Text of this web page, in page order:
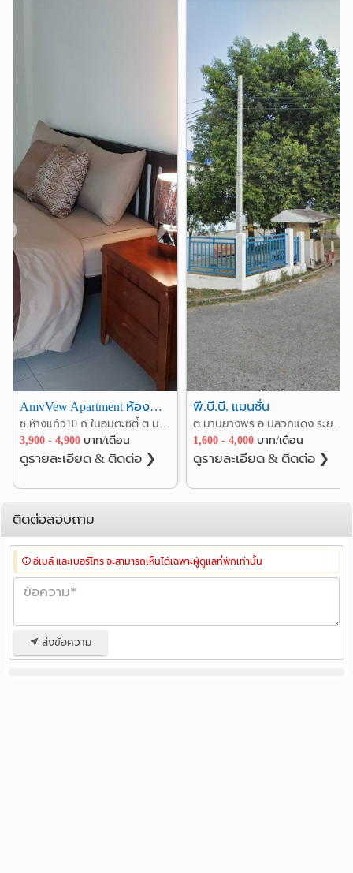
AmvVew Apartment ห้องพักรายวัน รายเดือน ซอยห้างแก้ว10
ซ.ห้างแก้ว10 ถ.ในอมตะซิตี้ ต.มาบยางพร อ.ปลวกแดง ระยอง
3,900 - 4,900 บาท/เดือน
ดูรายละเอียด & ติดต่อ ❯
พี.บี.บี. แมนชั่น
ต.มาบยางพร อ.ปลวกแดง ระยอง
1,600 - 4,000 บาท/เดือน
ดูรายละเอียด & ติดต่อ ❯
ติดต่อสอบถาม
อีเมล์ และเบอร์โทร จะสามารถเห็นได้เฉพาะผู้ดูแลที่พักเท่านั้น
ส่งข้อความ